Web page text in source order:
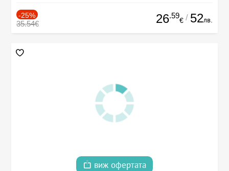
-25%
35.54€ 26.59
€ / 52лв.
виж офертата